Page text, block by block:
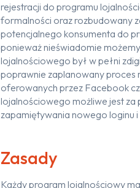
rejestracji do programu
formalności oraz rozbudowany
potencjalnego konsumenta do
ponieważ nieświadomie
lojalnościowego był w pełni
poprawnie zaplanowany proces
oferowanych przez Facebook
lojalnościowego możliwe jest za
zapamiętywania nowego loginu i
Zasady
Każdy program lojalnościowy